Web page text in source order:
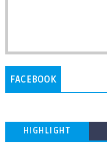
FACEBOOK
HIGHLIGHT